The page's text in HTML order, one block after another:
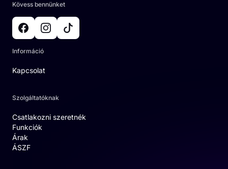
Kövess bennünket
Információ
Kapcsolat
Szolgáltatóknak
Csatlakozni szeretnék
Funkciók
Árak
ÁSZF